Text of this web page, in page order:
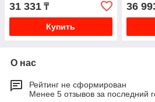
31 331 ₸
Купить
36
О нас
Рейтинг не сформирован
Менее 5 отзывов за последний